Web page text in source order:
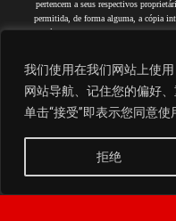
我们使用在我们网站上使
网站导航、记住您的偏好
单击“接受”即表示您同意使
拒绝
pertencem a seus respectivos
permitida, de forma alguma, a cópia
conteúdos que estejam publicados
do
[FRANÇAIS]
Tous droits réservés.
copier en tout ou en grande partie le
cette citation soit accompagnée
Check out our Privacy Policy. |